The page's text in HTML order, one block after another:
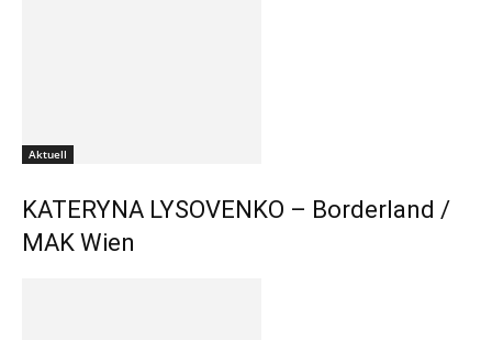
Aktuell
KATERYNA LYSOVENKO – Borderland /
MAK Wien